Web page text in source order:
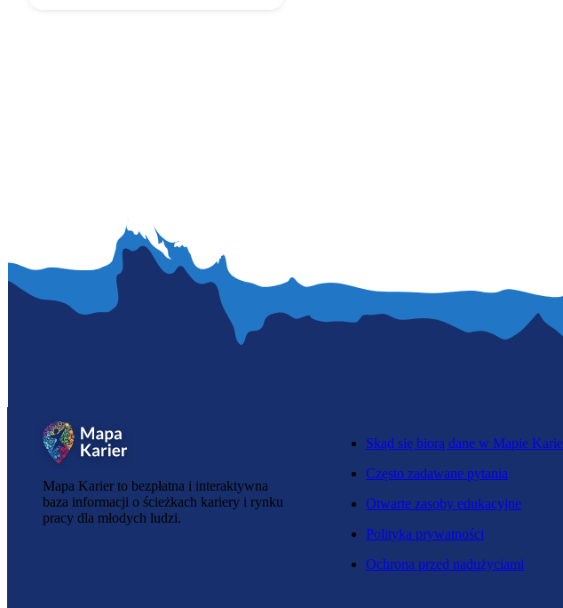
Mapa Karier to bezpłatna i interaktywna
baza informacji o ścieżkach kariery i rynku
pracy dla młodych ludzi.
Skąd się biorą dane w Mapie
Często zadawane pytania
Otwarte zasoby edukacyjne
Polityka prywatności
Ochrona przed nadużyciami